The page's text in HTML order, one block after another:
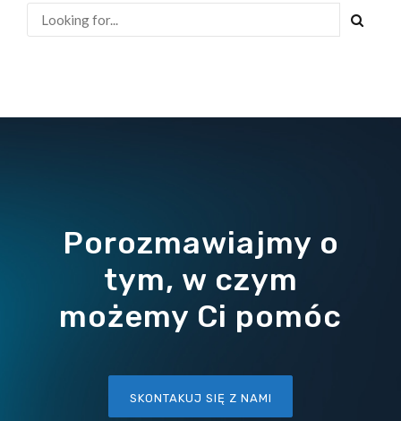
Porozmawiajmy o
tym, w czym
możemy Ci pomóc
SKONTAKUJ SIĘ Z NAMI